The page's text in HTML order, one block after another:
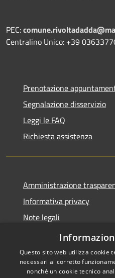
PEC:
Centralino Unico: +39
Prenotazione
Segnalazione disservizio
Leggi le FAQ
Richiesta assistenza
Amministrazione
Informativa privacy
Note legali
Dichiarazione di
Questo sito web utilizza cookie
necessari al corretto
nonché un cookie tecnico